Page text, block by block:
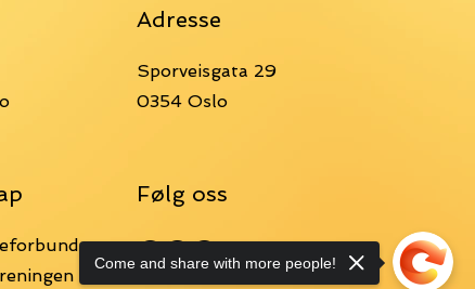
Adresse
Sporveisgata 29
0354 Oslo
Følg oss
Come and share with more people!